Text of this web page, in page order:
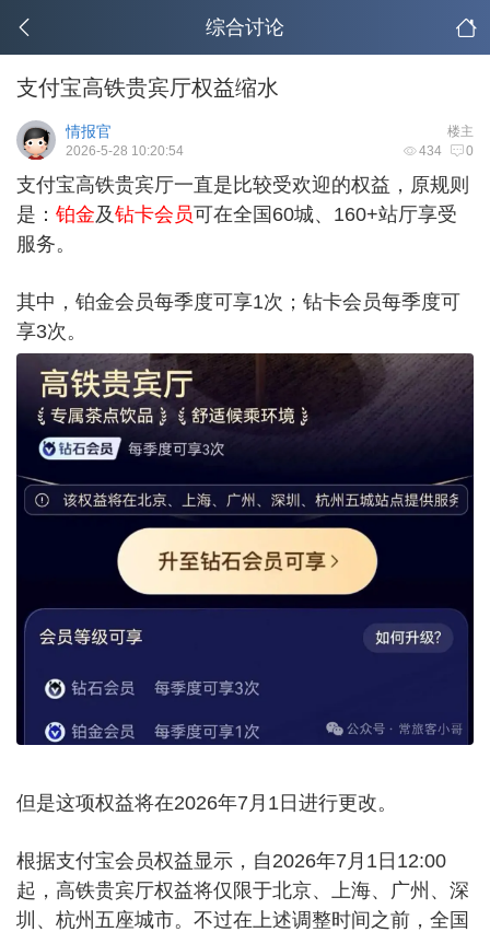
综合讨论
支付宝高铁贵宾厅权益缩水
楼主
情报官
434 0
2026-5-28 10:20:54
支付宝高铁贵宾厅一直是比较受欢迎的权益，原规则
是： 铂金及钻卡会员可在全国60城、160+站厅享受
服务。
其中，铂金会员每季度可享1次；钻卡会员每季度可
享3次。
但是这项权益将在2026年7月1日进行更改。
根据支付宝会员权益显示，自2026年7月1日12:00
起，高铁贵宾厅权益将仅限于北京、上海、广州、深
圳、杭州五座城市。不过在上述调整时间之前，全国